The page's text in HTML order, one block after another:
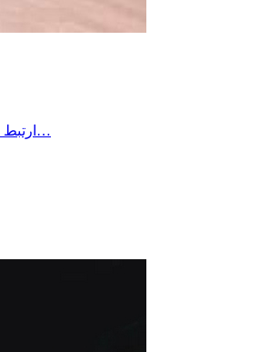
ارتبط المشي أثناء النوم في الأدب والسينما بالغموض والطرافة، لأنه يجمع بين النوم والحركة في مشهد يناقض المألوف، وتطال هذه الظاهرة نحو 1.5 بالمئة من البالغين و5…